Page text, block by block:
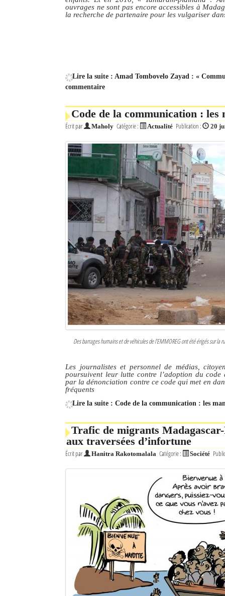
Mot de passe oublié ?
ouvrages ne sont pas encore accessibles à
la recherche de partenaire pour les vulgariser
Lire la suite : Amad Tombovelo Zayad : «
commentaire
Code de la communication : les
Écrit par Maholy Catégorie : Actualité Publication : 20
Des barrages humains et de véhicules de l’EMMOREG ont été érigés sur
Les journalistes et personnel de médias,
poursuivent leur lutte contre l’adoption du
par la dénonciation contre ce code qui met en
fréquents
Lire la suite : Code de la communication : les
Trafic de migrants
aux traversées d’infortune
Écrit par Hanitra Rakotomalala Catégorie : Société